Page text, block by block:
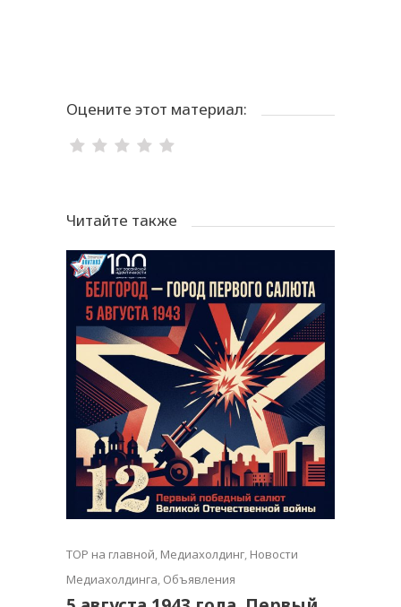
Оцените этот материал:
Читайте также
TOP на главной, Медиахолдинг, Новости
Медиахолдинга, Объявления